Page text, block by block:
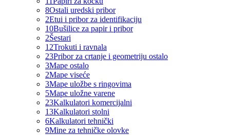
8Ostali uredski pribor
2Etui i pribor za identifikaciju
10Bušilice za papir i pribor
2Šestari
12Trokuti i ravnala
23Pribor za crtanje i geometriju ostalo
3Mape ostalo
2Mape viseće
3Mape uložbe s ringovima
5Mape uložne varene
23Kalkulatori komercijalni
13Kalkulatori stolni
6Kalkulatori tehnički
9Mine za tehničke olovke